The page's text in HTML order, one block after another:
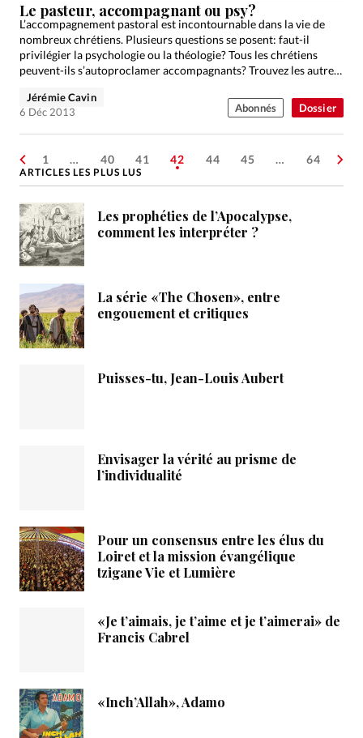
Dossier
Le pasteur, accompagnant ou psy?
L’accompagnement pastoral est incontournable dans la vie de
nombreux chrétiens. Plusieurs questions se posent: faut-il
privilégier la psychologie ou la théologie? Tous les chrétiens
peuvent-ils s’autoproclamer accompagnants? Trouvez les autres
Jérémie Cavin
6 Déc 2013
Abonnés
1 … 40 41 42 44 45 … 64
ARTICLES LES PLUS LUS
Les prophéties de l’Apocalypse,
comment les interpréter ?
La série «The Chosen», entre
engouement et critiques
Puisses-tu, Jean-Louis Aubert
Envisager la vérité au prisme de
l’individualité
Pour un consensus entre les élus du
Loiret et la mission évangélique
tzigane Vie et Lumière
«Je t’aimais, je t’aime et je t’aimerai» de
Francis Cabrel
«Inch’Allah», Adamo